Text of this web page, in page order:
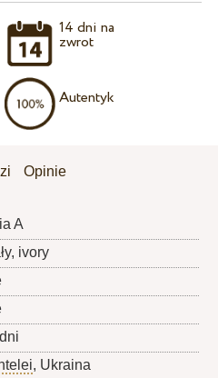
14 dni na
zwrot
Autentyk
Opinie
A
ivory
, Ukraina